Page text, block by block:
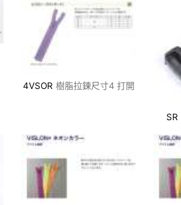
4VSOR 樹脂拉鍊尺寸4 打開
SR